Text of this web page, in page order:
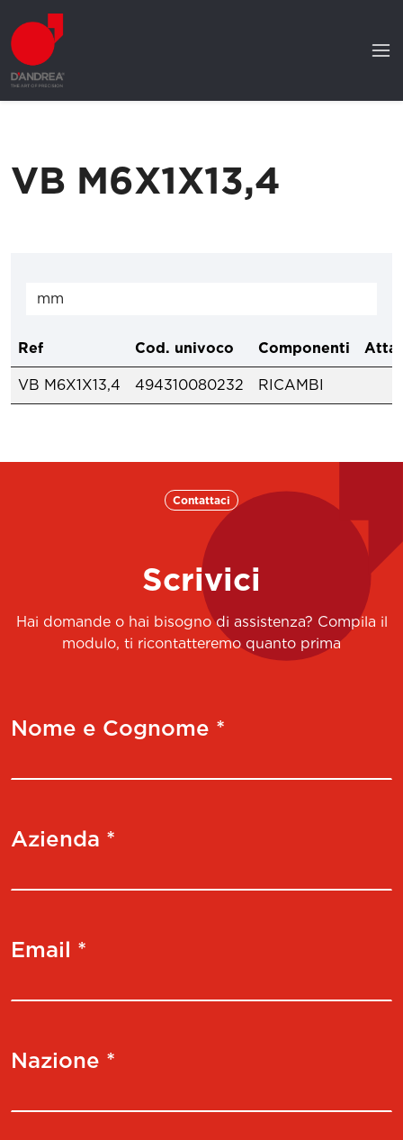
VB M6X1X13,4
Ref Cod. univoco Componenti
VB M6X1X13,4 494310080232 RICAMBI
Contattaci
Scrivici
Hai domande o hai bisogno di assistenza? Compila il
modulo, ti ricontatteremo quanto prima
Nome e Cognome *
Azienda *
Email *
Nazione *